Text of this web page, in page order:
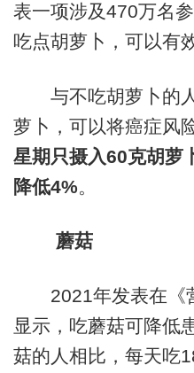
表一项涉及470万名
吃点胡萝卜，可以有
与不吃胡萝卜的人
萝卜，可以将癌症风
星期 只摄入60克胡萝
降低4%。
蘑菇
2021年发表在《
显示，吃蘑菇可降低
菇的人相比，每天吃